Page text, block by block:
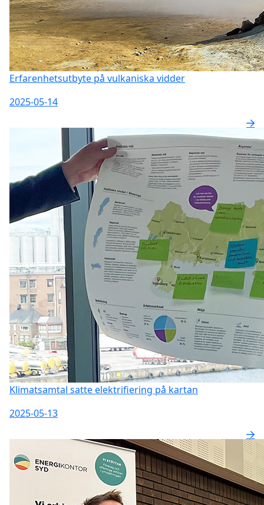
Erfarenhetsutbyte på vulkaniska vidder
2025-05-14
Klimatsamtal satte elektrifiering på kartan
2025-05-13